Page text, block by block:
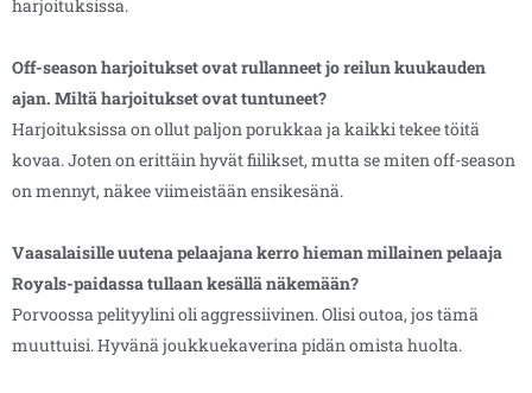
harjoituksissa.
Off-season harjoitukset ovat rullanneet jo reilun kuukauden
ajan. Miltä harjoitukset ovat tuntuneet?
Harjoituksissa on ollut paljon porukkaa ja kaikki tekee töitä
kovaa. Joten on erittäin hyvät fiilikset, mutta se miten off-season
on mennyt, näkee viimeistään ensikesänä.
Vaasalaisille uutena pelaajana kerro hieman millainen pelaaja
Royals-paidassa tullaan kesällä näkemään?
Porvoossa pelityylini oli aggressiivinen. Olisi outoa, jos tämä
muuttuisi. Hyvänä joukkuekaverina pidän omista huolta.